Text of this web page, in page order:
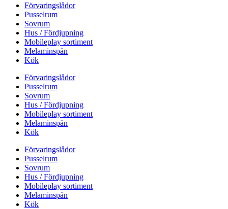
Förvaringslådor
Pusselrum
Sovrum
Hus / Fördjupning
Mobileplay sortiment
Melaminspån
Kök
Förvaringslådor
Pusselrum
Sovrum
Hus / Fördjupning
Mobileplay sortiment
Melaminspån
Kök
Förvaringslådor
Pusselrum
Sovrum
Hus / Fördjupning
Mobileplay sortiment
Melaminspån
Kök